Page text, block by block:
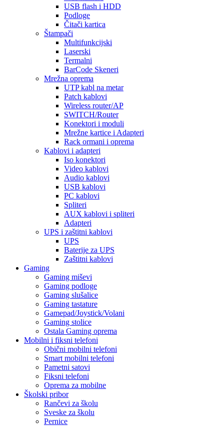
USB flash i HDD
Podloge
Čitači kartica
Štampači
Multifunkcijski
Laserski
Termalni
BarCode Skeneri
Mrežna oprema
UTP kabl na metar
Patch kablovi
Wireless router/AP
SWITCH/Router
Konektori i moduli
Mrežne kartice i Adapteri
Rack ormani i oprema
Kablovi i adapteri
Iso konektori
Video kablovi
Audio kablovi
USB kablovi
PC kablovi
Spliteri
AUX kablovi i spliteri
Adapteri
UPS i zaštitni kablovi
UPS
Baterije za UPS
Zaštitni kablovi
Gaming
Gaming miševi
Gaming podloge
Gaming slušalice
Gaming tastature
Gamepad/Joystick/Volani
Gaming stolice
Ostala Gaming oprema
Mobilni i fiksni telefoni
Obični mobilni telefoni
Smart mobilni telefoni
Pametni satovi
Fiksni telefoni
Oprema za mobilne
Školski pribor
Rančevi za školu
Sveske za školu
Pernice